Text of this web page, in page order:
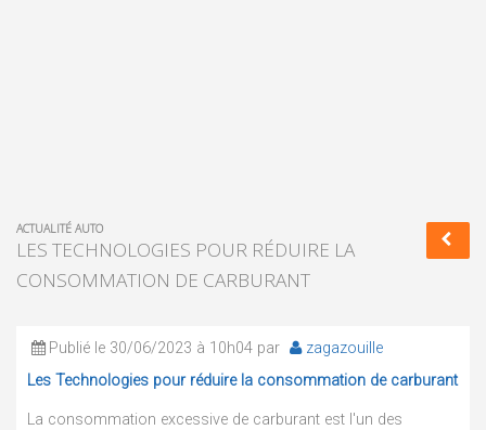
ACTUALITÉ AUTO
LES TECHNOLOGIES POUR RÉDUIRE LA
CONSOMMATION DE CARBURANT
Publié le 30/06/2023 à 10h04 par
zagazouille
Les Technologies pour réduire la consommation de carburant
La consommation excessive de carburant est l'un des